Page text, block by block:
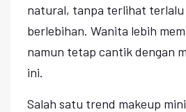
natural, tanpa terlihat terlalu
berlebihan. Wanita lebih
namun tetap cantik dengan
ini.
Salah satu trend makeup